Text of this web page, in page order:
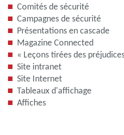
Comités de sécurité
Campagnes de sécurité
Présentations en cascade
Magazine Connected
« Leçons tirées des
Site intranet
Site Internet
Tableaux d'affichage
Affiches